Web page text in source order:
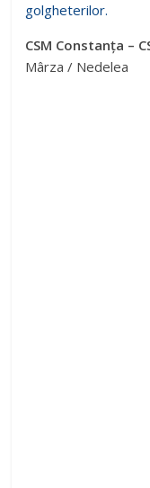
golgheterilor.
CSM Constanța –
Mârza / Nedelea